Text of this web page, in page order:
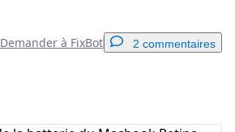
Demander à FixBot 2 commentaires